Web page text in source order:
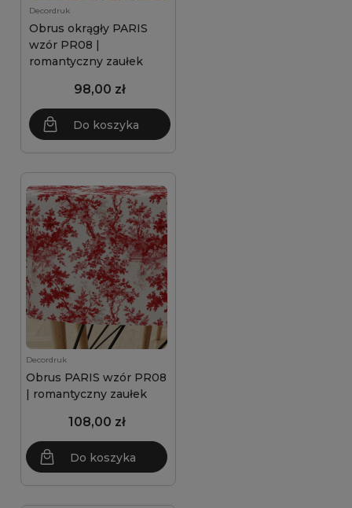
Decordruk
Obrus okrągły PARIS
wzór PR08 |
romantyczny zaułek
98,00 zł
Do koszyka
Decordruk
Obrus PARIS wzór PR08
| romantyczny zaułek
108,00 zł
Do koszyka